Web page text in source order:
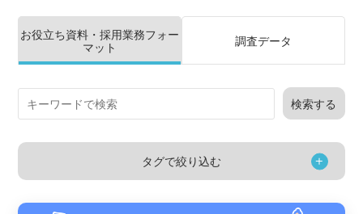
お役立ち資料・採用業務フォー
マット
調査データ
検索する
タグで絞り込む